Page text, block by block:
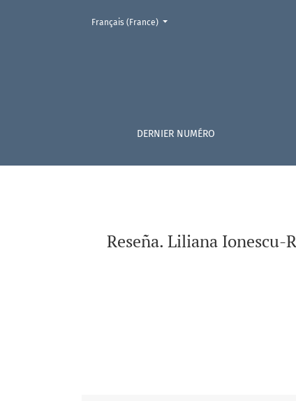
Reseña. Liliana Ionescu-Ruxăndoiu
DERNIER NUMÉRO
Changer la langue. La langue actuellement utilisée
Français (France)
Reseña. Liliana